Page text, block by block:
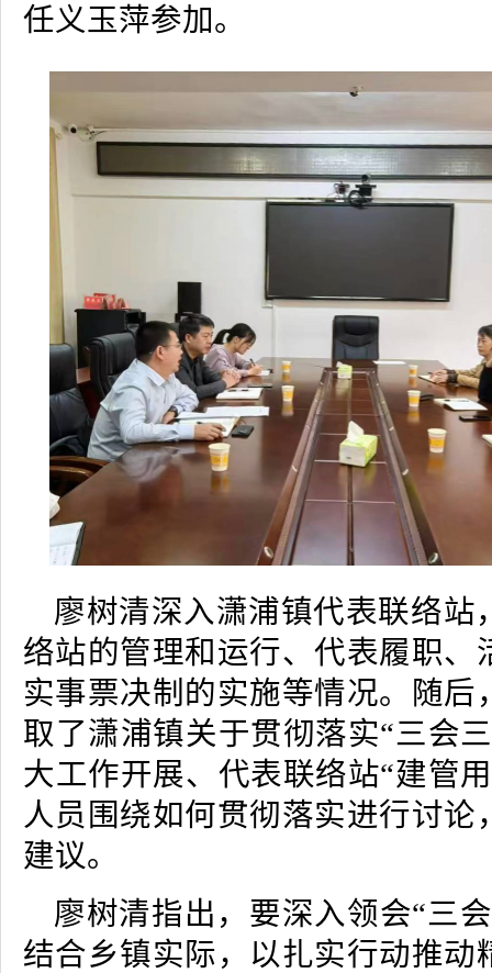
任义玉萍参加。
廖树清深入潇浦镇代表联络站
络站的管理和运行、代表履职、
实事票决制的实施等情况。随后
取了潇浦镇关于贯彻落实“三会
大工作开展、代表联络站“建管
人员围绕如何贯彻落实进行讨论
建议。
廖树清指出，要深入领会“三
结合乡镇实际，以扎实行动推动